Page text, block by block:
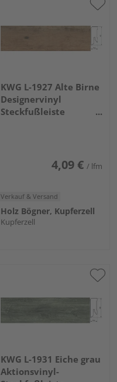
KWG L-1927 Alte Birne
Designervinyl
Steckfußleiste
4,09 € / lfm
Verkauf & Versand
Holz Bögner, Kupferzell
Kupferzell
KWG L-1931 Eiche grau
Aktionsvinyl-